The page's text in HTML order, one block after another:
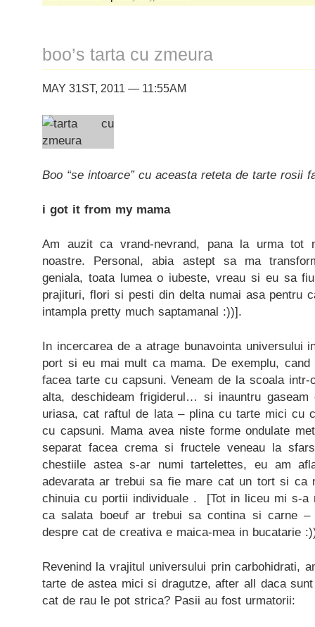
boo’s tarta cu zmeura
MAY 31ST, 2011 — 11:55AM
Boo “se intoarce” cu aceasta reteta de tarte rosii
i got it from my mama
Am auzit ca vrand-nevrand, pana la urma tot
noastre. Personal, abia astept sa ma
geniala, toata lumea o iubeste, vreau si eu sa
prajituri, flori si pesti din delta numai asa pentru
intampla pretty much saptamanal :))].
In incercarea de a atrage bunavointa universului
port si eu mai mult ca mama. De exemplu,
facea tarte cu capsuni. Veneam de la scoala
alta, deschideam frigiderul… si inauntru
uriasa, cat raftul de lata – plina cu tarte mici cu
cu capsuni. Mama avea niste forme ondulate
separat facea crema si fructele veneau la
chestiile astea s-ar numi tartelettes, eu am
adevarata ar trebui sa fie mare cat un tort si ca
chinuia cu portii individuale . [Tot in liceu mi s-a
ca salata boeuf ar trebui sa contina si carne
despre cat de creativa e maica-mea in bucatarie
Revenind la vrajitul universului prin carbohidrati,
tarte de astea mici si dragutze, after all daca
cat de rau le pot strica? Pasii au fost urmatorii: